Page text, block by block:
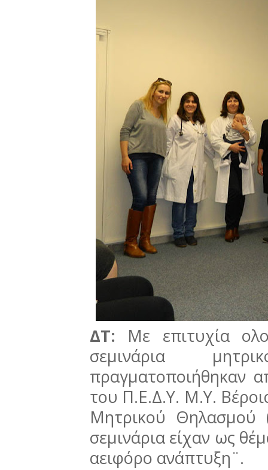
ΔΤ: Με επιτυχία
σεμινάρια
πραγματοποιήθηκαν
του Π.Ε.Δ.Υ. Μ.Υ.
Μητρικού
σεμινάρια είχαν ως
αειφόρο ανάπτυξη¨.